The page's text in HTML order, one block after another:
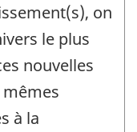
on
le plus
nouvelles
à la